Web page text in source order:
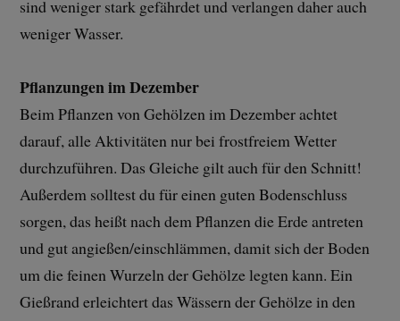
sind weniger stark gefährdet und verlangen daher auch
weniger Wasser.
Pflanzungen im Dezember
Beim Pflanzen von Gehölzen im Dezember achtet
darauf, alle Aktivitäten nur bei frostfreiem Wetter
durchzuführen. Das Gleiche gilt auch für den Schnitt!
Außerdem solltest du für einen guten Bodenschluss
sorgen, das heißt nach dem Pflanzen die Erde antreten
und gut angießen/einschlämmen, damit sich der Boden
um die feinen Wurzeln der Gehölze legten kann. Ein
Gießrand erleichtert das Wässern der Gehölze in den